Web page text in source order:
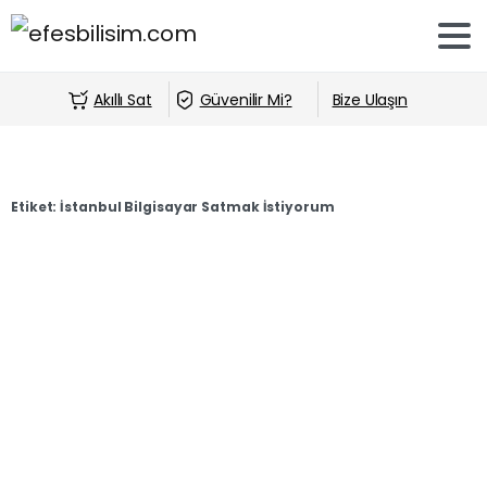
Akıllı Sat Güvenilir Mi? Bize Ulaşın
Etiket:İstanbul Bilgisayar Satmak İstiyorum